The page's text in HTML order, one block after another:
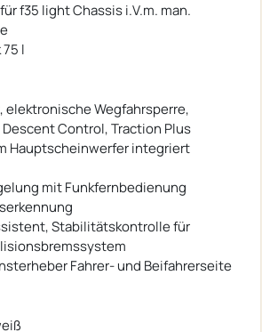
f35 light Chassis i.V.m. man.
l
elektronische Wegfahrsperre,
Control, Traction Plus
Hauptscheinwerfer integriert
mit Funkfernbedienung
Stabilitätskontrolle für
Fahrer- und Beifahrerseite